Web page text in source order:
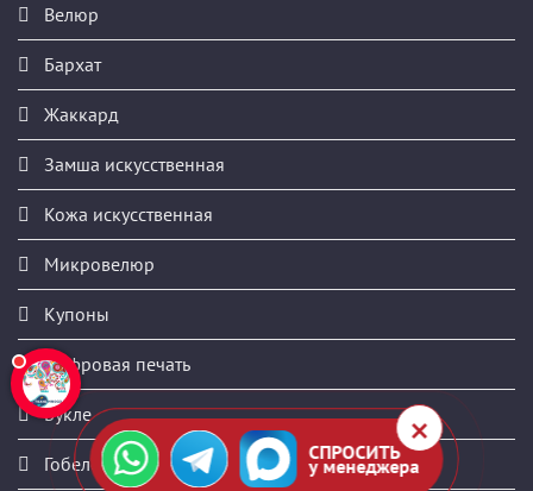
СПРОСИТЬ
у менеджера
Велюр
Бархат
Жаккард
Замша искусственная
Кожа искусственная
Микровелюр
Купоны
Цифровая печать
Букле
Гобелен